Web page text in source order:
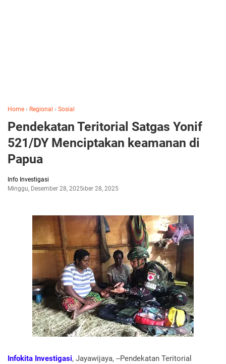
Home › Regional › Sosial
Pendekatan Teritorial Satgas Yonif
521/DY Menciptakan keamanan di
Papua
Info Investigasi
Minggu, Desember 28, 2025Desember 28, 2025
Infokita Investigasi, Jayawijaya, --Pendekatan Teritorial